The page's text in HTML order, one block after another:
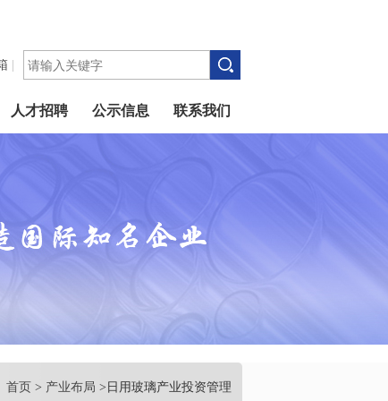
人才招聘 公示信息 联系我们
首页 > 产业布局 >日用玻璃产业投资管理